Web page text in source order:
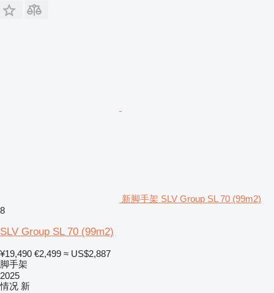
新脚手架 SLV Group SL 70 (99m2)
8
SLV Group SL 70 (99m2)
¥19,490 €2,499 ≈ US$2,887
脚手架
2025
情况 新